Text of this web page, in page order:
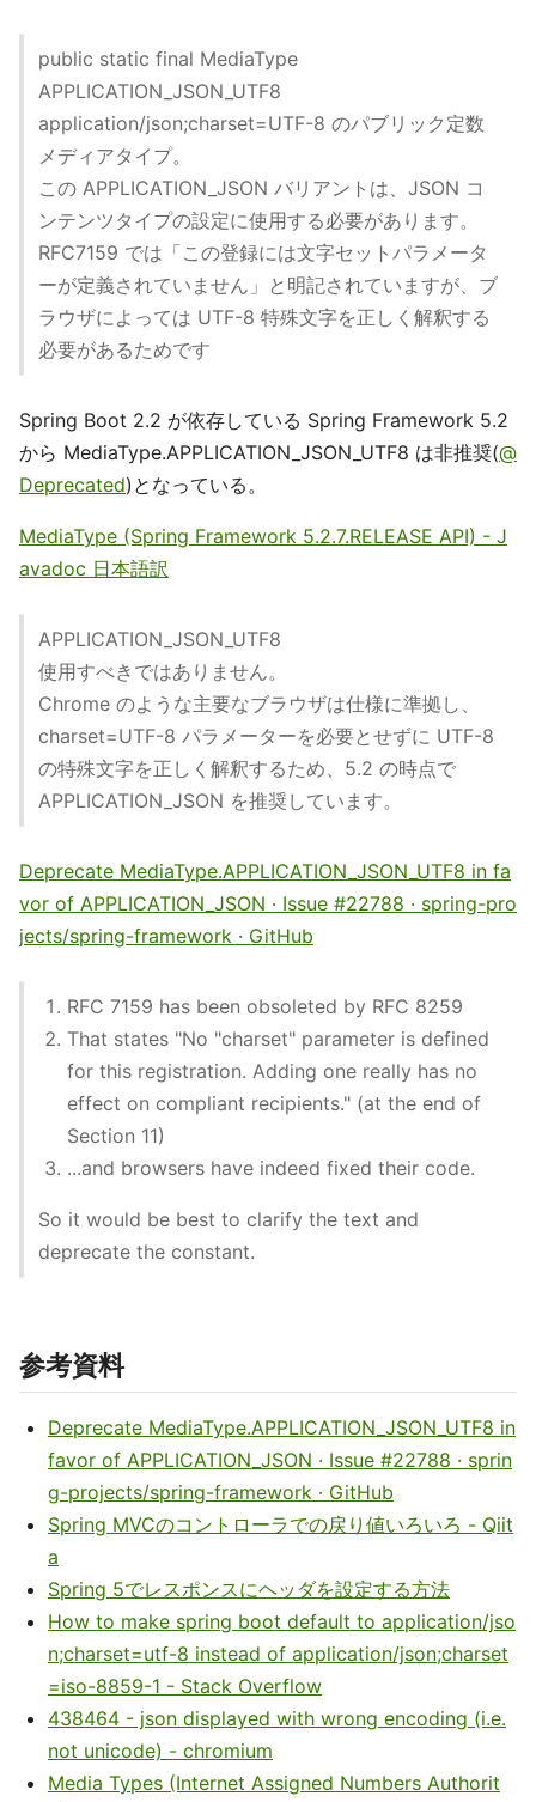
public static final MediaType
APPLICATION_JSON_UTF8
application/json;charset=UTF-8 のパブリック定数
メディアタイプ。
この APPLICATION_JSON バリアントは、JSON コ
ンテンツタイプの設定に使用する必要があります。
RFC7159 では「この登録には文字セットパラメータ
ーが定義されていません」と明記されていますが、ブ
ラウザによっては UTF-8 特殊文字を正しく解釈する
必要があるためです
Spring Boot 2.2 が依存している Spring Framework 5.2
から MediaType.APPLICATION_JSON_UTF8 は非推奨(@
Deprecated)となっている。
MediaType (Spring Framework 5.2.7.RELEASE API) - J
avadoc 日本語訳
APPLICATION_JSON_UTF8
使用すべきではありません。
Chrome のような主要なブラウザは仕様に準拠し、
charset=UTF-8 パラメーターを必要とせずに UTF-8
の特殊文字を正しく解釈するため、5.2 の時点で
APPLICATION_JSON を推奨しています。
Deprecate MediaType.APPLICATION_JSON_UTF8 in fa
vor of APPLICATION_JSON · Issue #22788 · spring-pro
jects/spring-framework · GitHub
RFC 7159 has been obsoleted by RFC 8259
That states "No "charset" parameter is defined
for this registration. Adding one really has no
effect on compliant recipients." (at the end of
Section 11)
...and browsers have indeed fixed their code.
So it would be best to clarify the text and
deprecate the constant.
参考資料
Deprecate MediaType.APPLICATION_JSON_UTF8 in
favor of APPLICATION_JSON · Issue #22788 · sprin
g-projects/spring-framework · GitHub
Spring MVCのコントローラでの戻り値いろいろ - Qiit
a
Spring 5でレスポンスにヘッダを設定する方法
How to make spring boot default to application/jso
n;charset=utf-8 instead of application/json;charset
=iso-8859-1 - Stack Overflow
438464 - json displayed with wrong encoding (i.e.
not unicode) - chromium
Media Types (Internet Assigned Numbers Authorit